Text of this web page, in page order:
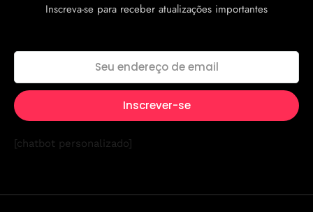
Inscreva-se para receber atualizações importantes
[chatbot personalizado]